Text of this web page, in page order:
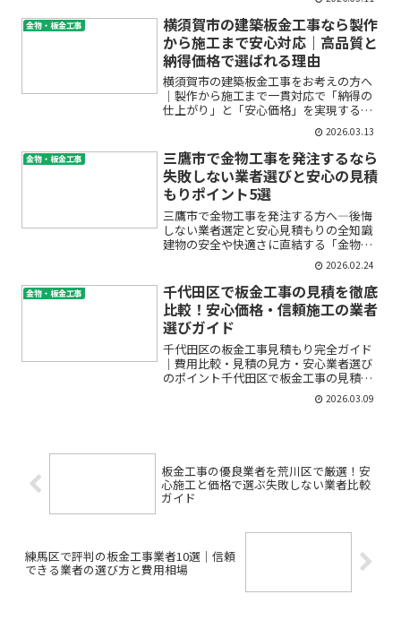
の？」「図面作成や費用の見積もりはど
う進めるの？」「失敗しない業者選びの
コツは…？」そんな不安や疑...
金物・板金工事
横須賀市の建築板金工事なら製作
から施工まで安心対応｜高品質と
納得価格で選ばれる理由
横須賀市の建築板金工事をお考えの方へ
｜製作から施工まで一貫対応で「納得の
仕上がり」と「安心価格」を実現するポ
イント建物の屋根や外壁、雨樋などの金
属部分に劣化や不具合があると、「どこ
に相談すればいいの？」「費用はどのく
らいかかるの？」「施工の...
2026.03.13
金物・板金工事
三鷹市で金物工事を発注するなら
失敗しない業者選びと安心の見積
もりポイント5選
三鷹市で金物工事を発注する方へ―後悔
しない業者選定と安心見積もりの全知識
建物の安全や快適さに直結する「金物工
事」。しかし、いざ三鷹市内で発注しよ
うとすると「どこに相談すればいい
の？」「見積りの見方が分からない…」
「納期や工事品質が心配」とい...
2026.02.24
金物・板金工事
千代田区で板金工事の見積を徹底
比較！安心価格・信頼施工の業者
選びガイド
千代田区の板金工事見積もり完全ガイド
｜費用比較・見積の見方・安心業者選び
のポイント千代田区で板金工事の見積も
りを検討している方へ。「見積もりを依
頼したいけど、どの会社がいいの？」
2026.03.09
板金工事の優良業者を荒川区で厳選！安
心施工と価格で選ぶ失敗しない業者比較
ガイド
練馬区で評判の板金工事業者10選｜信頼
できる業者の選び方と費用相場